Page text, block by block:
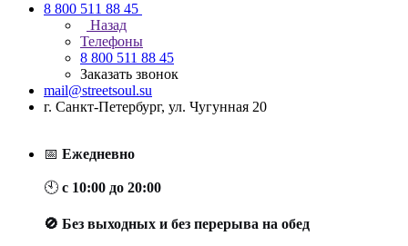
8 800 511 88 45
Назад
Телефоны
8 800 511 88 45
Заказать звонок
mail@streetsoul.su
г. Санкт-Петербург, ул. Чугунная 20
📅 Ежедневно
🕙 с 10:00 до 20:00
🚫 Без выходных и без перерыва на обед